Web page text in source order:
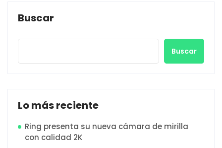
Buscar
Buscar
Lo más reciente
Ring presenta su nueva cámara de mirilla
con calidad 2K